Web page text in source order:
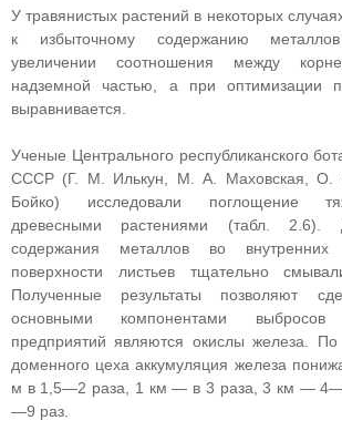
У травянистых растений в некоторых
к избыточному содержанию
увеличении соотношения между
надземной частью, а при оптимизации
выравнивается.
Ученые Центрального республиканского
СССР (Г. М. Илькун, М. А. Маховская, О.
Бойко) исследовали поглощение
древесными растениями (табл. 2.6).
содержания металлов во
поверхности листьев тщательно
Полученные результаты позволяют
основными компонентами выбросов
предприятий являются окислы железа.
доменного цеха аккумуляция железа
м в 1,5—2 раза, 1 км — в 3 раза, 3 км —
—9 раз.